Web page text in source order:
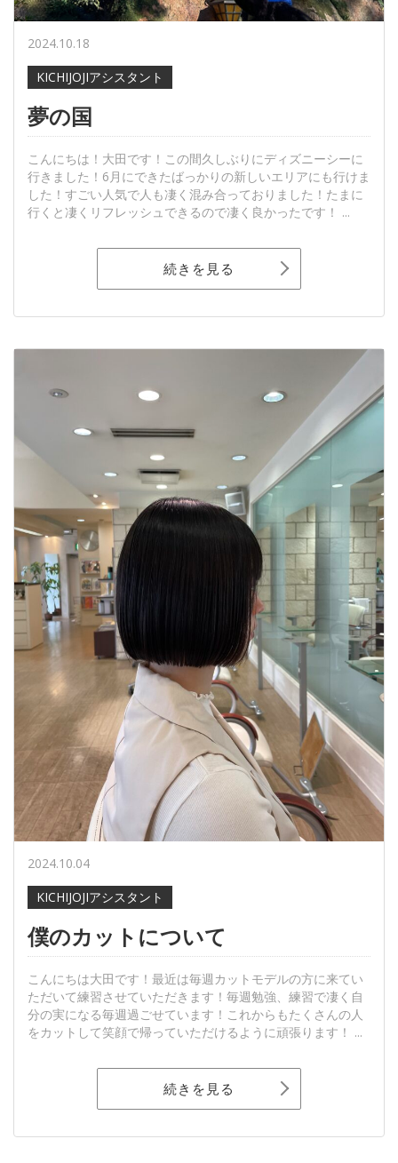
2024.10.18
KICHIJOJIアシスタント
夢の国
こんにちは！大田です！この間久しぶりにディズニーシーに
行きました！6月にできたばっかりの新しいエリアにも行けま
した！すごい人気で人も凄く混み合っておりました！たまに
行くと凄くリフレッシュできるので凄く良かったです！ ...
続きを見る
2024.10.04
KICHIJOJIアシスタント
僕のカットについて
こんにちは大田です！最近は毎週カットモデルの方に来てい
ただいて練習させていただきます！毎週勉強、練習で凄く自
分の実になる毎週過ごせています！これからもたくさんの人
をカットして笑顔で帰っていただけるように頑張ります！ ...
続きを見る